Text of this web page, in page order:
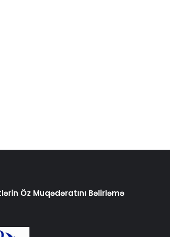
Öz Muqədəratını Bəlirləmə